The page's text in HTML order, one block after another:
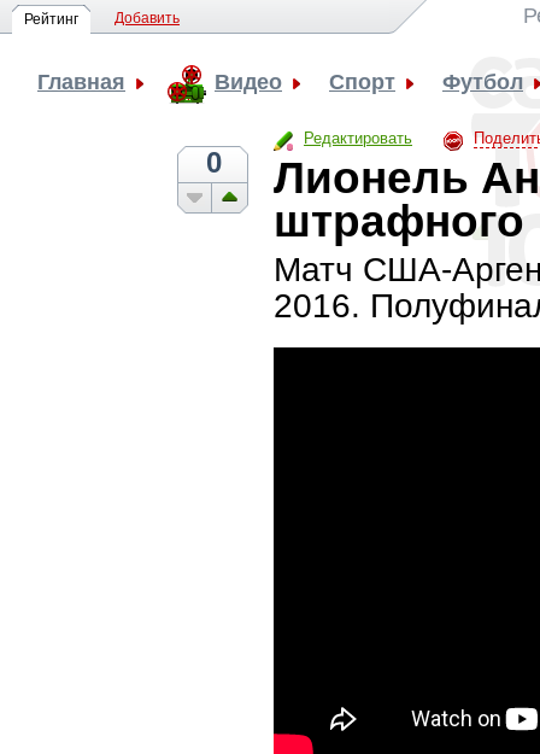
Рейтинг Добавить
Главная Видео Спорт Футбол
Редактировать
0
Лионель
штрафного
Матч США-
2016.